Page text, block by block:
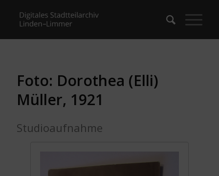
Foto: Dorothea (Elli)
Müller, 1921
Studioaufnahme